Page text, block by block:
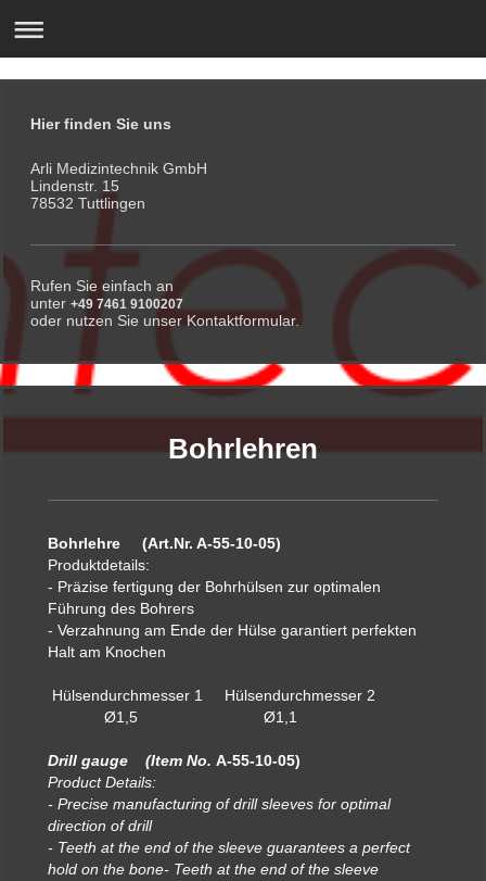
Hier finden Sie uns
Arli Medizintechnik GmbH
Lindenstr. 15
78532 Tuttlingen
Rufen Sie einfach an
unter +49 7461 9100207
oder nutzen Sie unser Kontaktformular.
Bohrlehren
Bohrlehre (Art.Nr. A-55-10-05)
Produktdetails:
- Präzise fertigung der Bohrhülsen zur optimalen
Führung des Bohrers
- Verzahnung am Ende der Hülse garantiert perfekten
Halt am Knochen
Hülsendurchmesser 1 Hülsendurchmesser 2
Ø1,5 Ø1,1
Drill gauge (Item No. A-55-10-05)
Product Details:
- Precise manufacturing of drill sleeves for optimal
direction of drill
- Teeth at the end of the sleeve guarantees a perfect
hold on the bone- Teeth at the end of the sleeve